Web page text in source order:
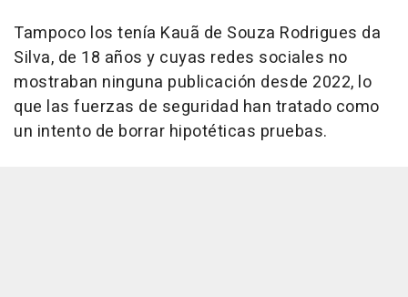
Tampoco los tenía Kauã de Souza Rodrigues da
Silva, de 18 años y cuyas redes sociales no
mostraban ninguna publicación desde 2022, lo
que las fuerzas de seguridad han tratado como
un intento de borrar hipotéticas pruebas.